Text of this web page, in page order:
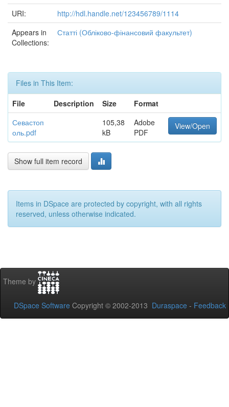
URI:
http://hdl.handle.net/123456789/1114
Appears in
Collections:
Статті (Обліково-фінансовий факультет)
Files in This Item:
File
Description Size
Format
Севастоп
оль.pdf
105,38
kB
Adobe
PDF
View/Open
Show full item record
Items in DSpace are protected by copyright, with all rights
reserved, unless otherwise indicated.
Theme by
DSpace Software Copyright © 2002-2013 Duraspace - Feedback